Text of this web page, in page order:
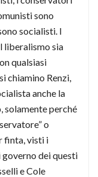
sono
socialisti. I
liberalismo sia
qualsiasi
chiamino Renzi,
anche la
solamente perché
o
finta, visti i
dei questi
e Cole